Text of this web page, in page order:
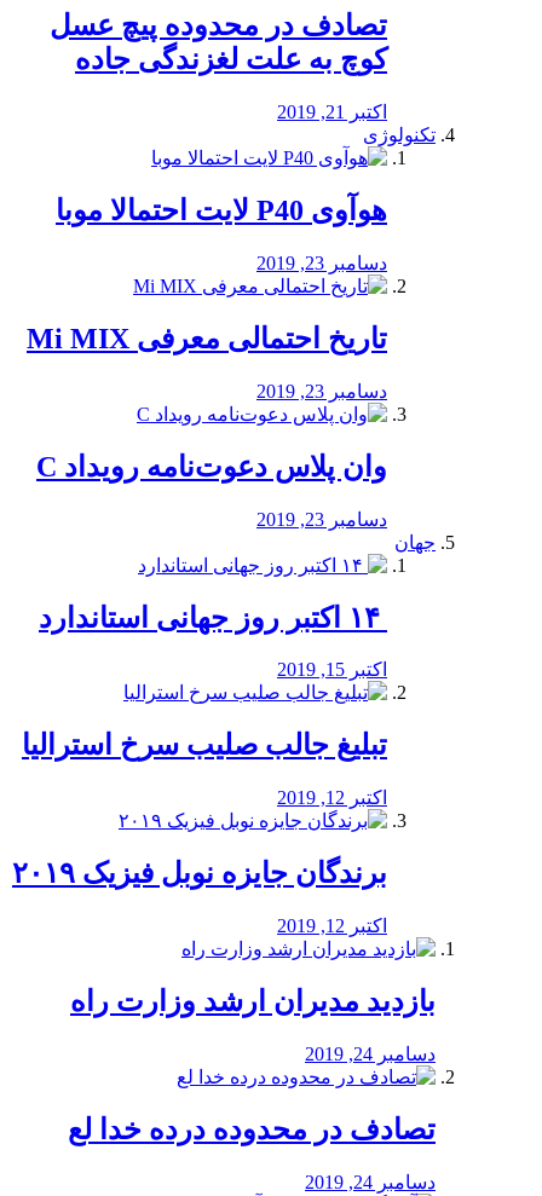
تصادف در محدوده پیچ عسل
کوچ به علت لغزندگی جاده
اکتبر 21, 2019
تکنولوژی
هوآوی P40 لایت احتمالا موبا
دسامبر 23, 2019
تاریخ احتمالی معرفی Mi MIX
دسامبر 23, 2019
وان پلاس دعوت‌نامه رویداد C
دسامبر 23, 2019
جهان
اکتبر 15, 2019
تبلیغ جالب صلیب سرخ استرالیا
اکتبر 12, 2019
برندگان جایزه نوبل فیزیک ۲۰۱۹
اکتبر 12, 2019
بازدید مدیران ارشد وزارت راه
دسامبر 24, 2019
تصادف در محدوده درده خدا لع
دسامبر 24, 2019